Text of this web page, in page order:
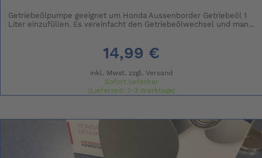
Getriebeölpumpe geeignet um Honda Aussenborder Getriebeöl 1
Liter einzufüllen. Es vereinfacht den Getriebeölwechsel und man...
14,99 €
inkl. Mwst. zzgl. Versand
Sofort lieferbar
(Lieferzeit: 1-3 Werktage)